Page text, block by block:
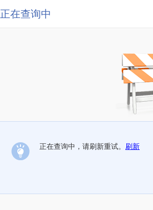
正在查询中
正在查询中，请刷新重试。 刷新